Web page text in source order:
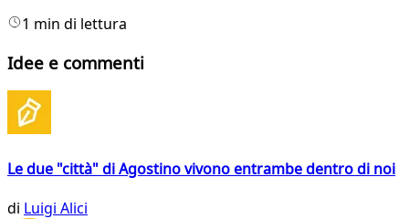
1 min di lettura
Idee e commenti
Le due "città" di Agostino vivono entrambe dentro di noi
di Luigi Alici